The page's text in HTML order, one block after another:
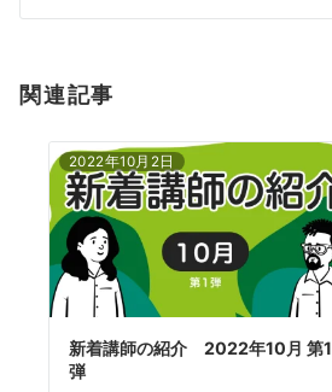
ン
関連記事
2022年10月2日
新着講師の紹介 2022年10月 第1
弾